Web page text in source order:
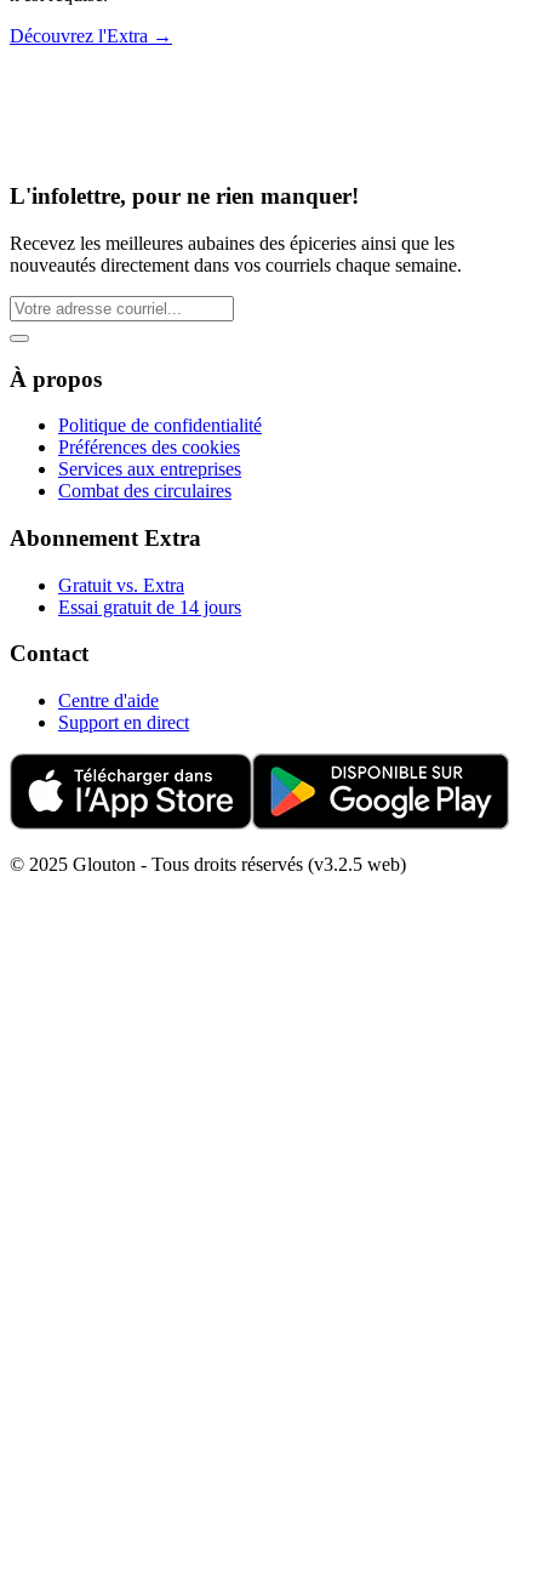
Découvrez l'Extra →
L'infolettre, pour ne rien manquer!
Recevez les meilleures aubaines des épiceries ainsi que les
nouveautés directement dans vos courriels chaque semaine.
À propos
Politique de confidentialité
Préférences des cookies
Services aux entreprises
Combat des circulaires
Abonnement Extra
Gratuit vs. Extra
Essai gratuit de 14 jours
Contact
Centre d'aide
Support en direct
© 2025 Glouton - Tous droits réservés (v3.2.5 web)